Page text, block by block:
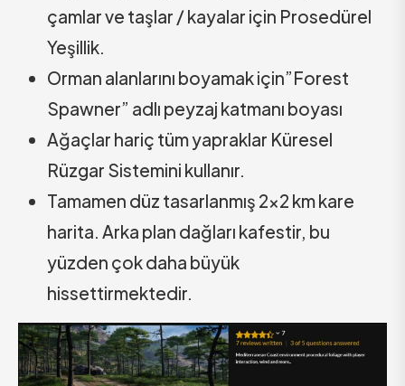
çamlar ve taşlar / kayalar için Prosedürel
Yeşillik.
Orman alanlarını boyamak için”Forest
Spawner” adlı peyzaj katmanı boyası
Ağaçlar hariç tüm yapraklar Küresel
Rüzgar Sistemini kullanır.
Tamamen düz tasarlanmış 2×2 km kare
harita. Arka plan dağları kafestir, bu
yüzden çok daha büyük
hissettirmektedir.